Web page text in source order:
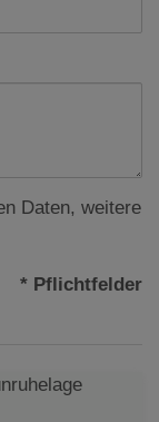
Daten, weitere
* Pflichtfelder